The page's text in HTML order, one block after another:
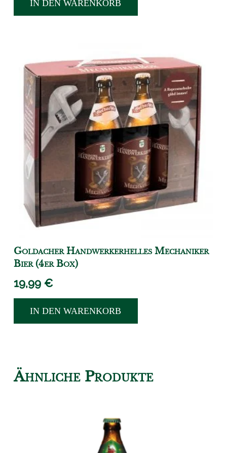
IN DEN WARENKORB
Goldacher Handwerkerhelles Mechaniker
Bier (4er Box)
19,99 €
IN DEN WARENKORB
Ähnliche Produkte